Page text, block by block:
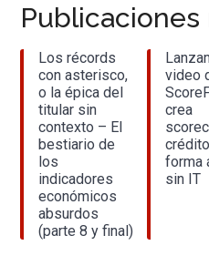
Publicaciones
Los récords
con asterisco,
o la épica del
titular sin
contexto – El
bestiario de
los
indicadores
económicos
absurdos
(parte 8 y final)
video
crea
forma
sin IT